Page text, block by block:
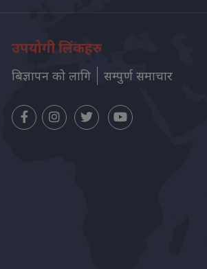
उपयोगी लिंकहरु
बिज्ञापन को लागि सम्पुर्ण समाचार